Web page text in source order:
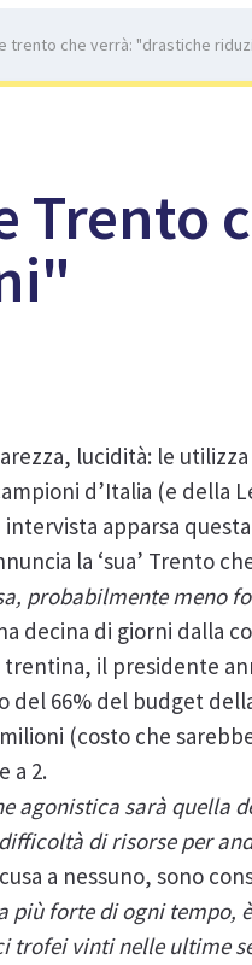
trento che verrà: "drastiche
Trento
lucidità: le utilizza
d’Italia (e della
apparsa
la ‘sua’ Trento
probabilmente meno
decina di giorni dalla
il presidente
del 66% del budget
(costo che
a 2.
agonistica sarà quella
di risorse per
a nessuno, sono
più forte di ogni tempo,
trofei vinti nelle ultime